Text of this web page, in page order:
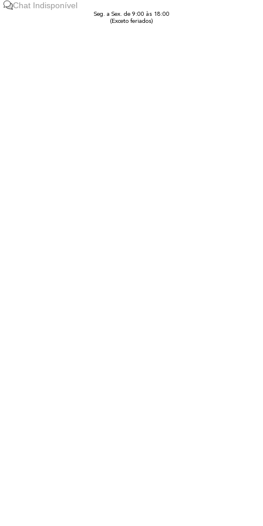
Chat Indisponível
Seg. a Sex. de 9:00 às 18:00
(Exceto feriados)